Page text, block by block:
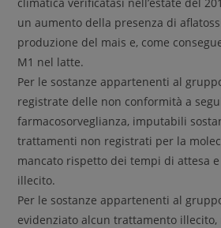
un aumento della presenza di
produzione del mais e, come
M1 nel latte.
Per le sostanze appartenenti al
registrate delle non conformità a
farmacosorveglianza, imputabili
trattamenti non registrati per la
mancato rispetto dei tempi di attesa
illecito.
Per le sostanze appartenenti al
evidenziato alcun trattamento illecito,